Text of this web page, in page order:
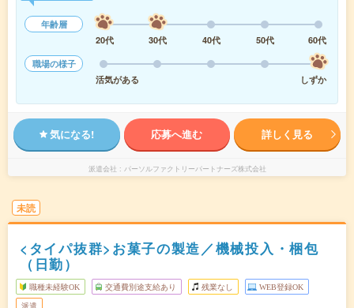
年齢層
20代
30代 40代 50代
60代
職場の様子
活気がある
しずか
気になる! 応募へ進む 詳しく見る
派遣会社 パーソルファクトリーパートナーズ株式会社
未読
<タイパ抜群>お菓子の製造／機械投入・梱包
（日勤）
職種未経験OK 交通費別途支給あり 残業なし WEB登録OK
派遣